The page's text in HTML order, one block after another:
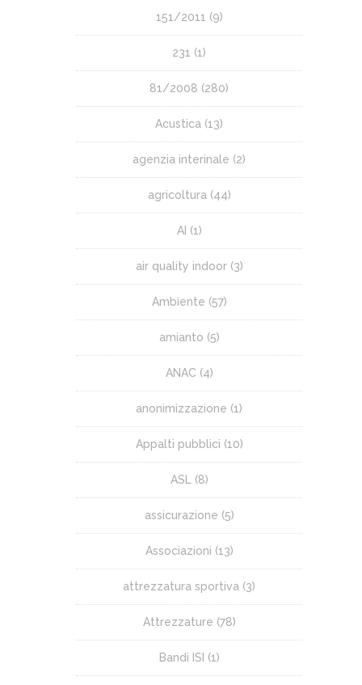
151/2011 (9)
231 (1)
81/2008 (280)
Acustica (13)
agenzia interinale (2)
agricoltura (44)
AI (1)
air quality indoor(3)
Ambiente (57)
amianto (5)
ANAC (4)
anonimizzazione (1)
Appalti pubblici (10)
ASL (8)
assicurazione (5)
Associazioni (13)
attrezzatura sportiva (3)
Attrezzature (78)
Bandi ISI (1)